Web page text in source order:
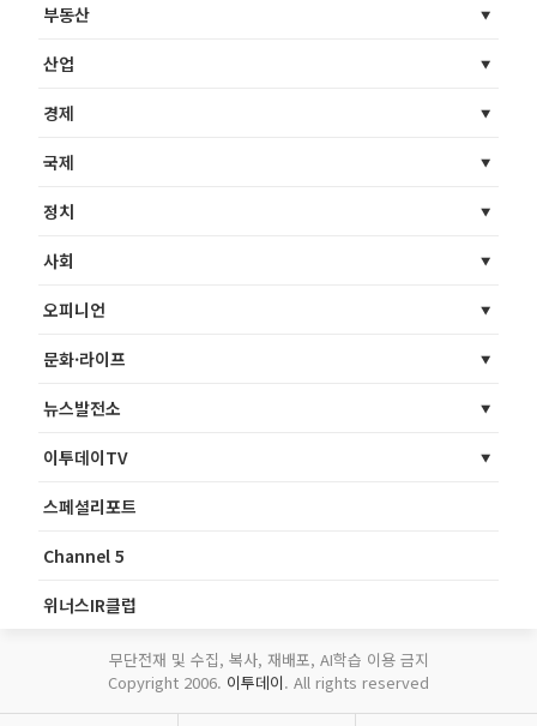
부동산
산업
경제
국제
정치
사회
오피니언
문화·라이프
뉴스발전소
이투데이TV
스페셜리포트
Channel 5
위너스IR클럽
무단전재 및 수집, 복사, 재배포, AI학습 이용 금지
Copyright 2006. 이투데이. All rights reserved